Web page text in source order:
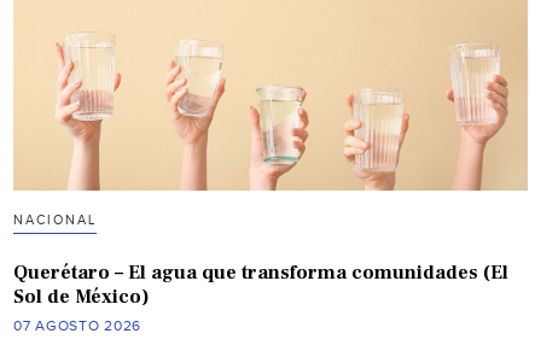
NACIONAL
Querétaro – El agua que transforma comunidades (El
Sol de México)
07 AGOSTO 2026